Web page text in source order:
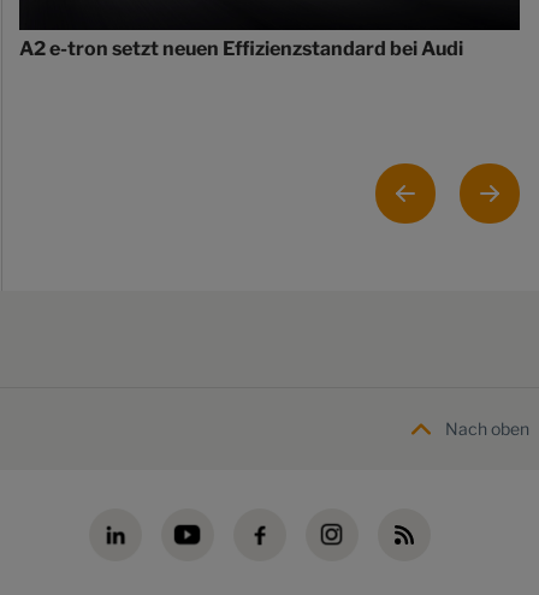
A2 e-tron setzt neuen Effizienzstandard bei Audi
Nach oben